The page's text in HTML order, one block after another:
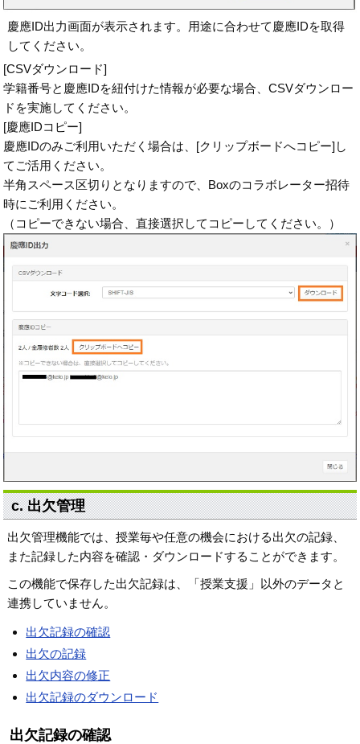
慶應ID出力画面が表示されます。用途に合わせて慶應IDを取得
してください。
[CSVダウンロード]
学籍番号と慶應IDを紐付けた情報が必要な場合、CSVダウンロー
ドを実施してください。
[慶應IDコピー]
慶應IDのみご利用いただく場合は、[クリップボードへコピー]し
てご活用ください。
半角スペース区切りとなりますので、Boxのコラボレーター招待
時にご利用ください。
（コピーできない場合、直接選択してコピーしてください。）
c. 出欠管理
出欠管理機能では、授業毎や任意の機会における出欠の記録、
また記録した内容を確認・ダウンロードすることができます。
この機能で保存した出欠記録は、「授業支援」以外のデータと
連携していません。
出欠記録の確認
出欠の記録
出欠内容の修正
出欠記録のダウンロード
出欠記録の確認